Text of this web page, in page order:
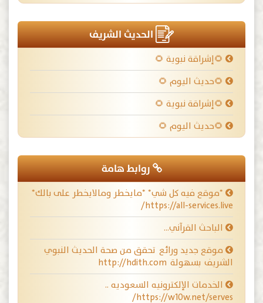
الحديث الشريف
🌻إشراقة نبوية 🌻
🌻حديث اليوم 🌻
🌻إشراقة نبوية 🌻
🌻حديث اليوم 🌻
روابط هامة
*موقع فيه كل شي* *مايخطر ومالايخطر على بالك*
https://all-services.live/
الباحث القرآني…
موقع جديد ورائع تحقق من صحة الحديث النبوي
الشريف بسهولة http://hdith.com
الخدمات الإلكترونيه السعوديه ..
https://w10w.net/serves/